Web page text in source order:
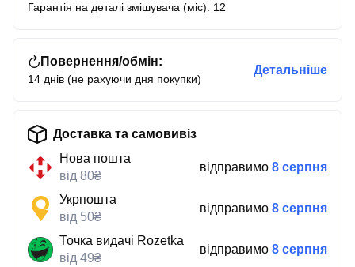
Гарантія на деталі змішувача (міс): 12
Повернення/обмін:
14 днів (не рахуючи дня покупки)
Детальніше
Доставка та самовивіз
Нова пошта
від 80₴
відправимо 8 серпня
Укрпошта
від 50₴
відправимо 8 серпня
Точка видачі Rozetka
від 49₴
відправимо 8 серпня